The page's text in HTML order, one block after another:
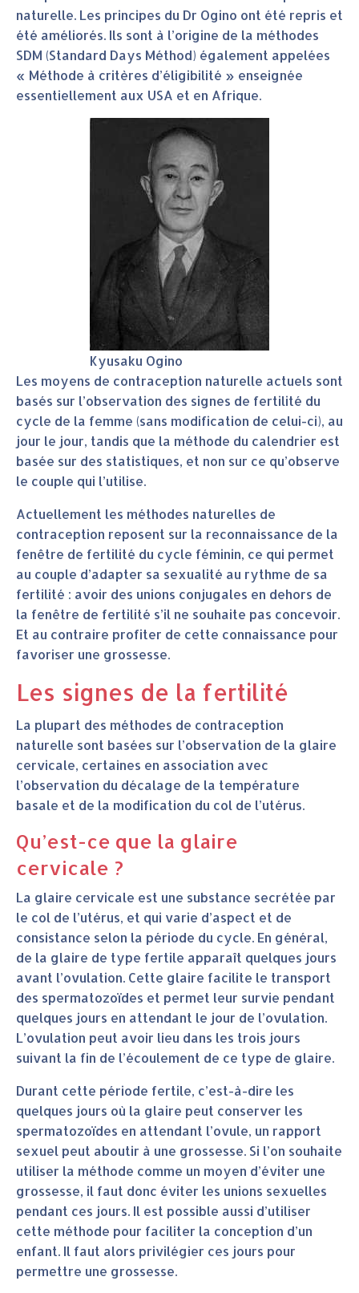
naturelle. Les principes du Dr Ogino ont été repris et
été améliorés. Ils sont à l’origine de la méthodes
SDM (Standard Days Méthod) également appelées
« Méthode à critères d’éligibilité » enseignée
essentiellement aux USA et en Afrique.
Kyusaku Ogino
Les moyens de contraception naturelle actuels sont
basés sur l’observation des signes de fertilité du
cycle de la femme (sans modification de celui-ci), au
jour le jour, tandis que la méthode du calendrier est
basée sur des statistiques, et non sur ce qu’observe
le couple qui l’utilise.
Actuellement les méthodes naturelles de
contraception reposent sur la reconnaissance de la
fenêtre de fertilité du cycle féminin, ce qui permet
au couple d’adapter sa sexualité au rythme de sa
fertilité : avoir des unions conjugales en dehors de
la fenêtre de fertilité s’il ne souhaite pas concevoir.
Et au contraire profiter de cette connaissance pour
favoriser une grossesse.
Les signes de la fertilité
La plupart des méthodes de contraception
naturelle sont basées sur l’observation de la glaire
cervicale, certaines en association avec
l’observation du décalage de la température
basale et de la modification du col de l’utérus.
Qu’est-ce que la glaire
cervicale ?
La glaire cervicale est une substance secrétée par
le col de l’utérus, et qui varie d’aspect et de
consistance selon la période du cycle. En général,
de la glaire de type fertile apparaît quelques jours
avant l’ovulation. Cette glaire facilite le transport
des spermatozoïdes et permet leur survie pendant
quelques jours en attendant le jour de l’ovulation.
L’ovulation peut avoir lieu dans les trois jours
suivant la fin de l’écoulement de ce type de glaire.
Durant cette période fertile, c’est-à-dire les
quelques jours où la glaire peut conserver les
spermatozoïdes en attendant l’ovule, un rapport
sexuel peut aboutir à une grossesse. Si l’on souhaite
utiliser la méthode comme un moyen d’éviter une
grossesse, il faut donc éviter les unions sexuelles
pendant ces jours. Il est possible aussi d’utiliser
cette méthode pour faciliter la conception d’un
enfant. Il faut alors privilégier ces jours pour
permettre une grossesse.